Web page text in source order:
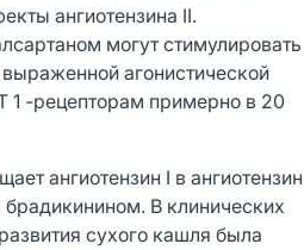
ангиотензина II.
могут стимулировать
агонистической
1 -рецепторам примерно в 20
ангиотензин I в ангиотензин
В клинических
сухого кашля была